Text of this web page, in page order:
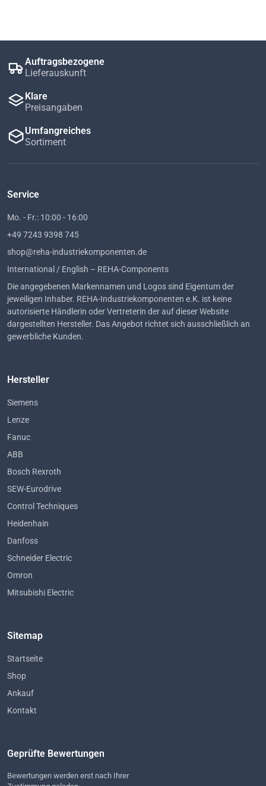
Auftragsbezogene
Lieferauskunft
Klare
Preisangaben
Umfangreiches
Sortiment
Service
Mo. - Fr.: 10:00 - 16:00
+49 7243 9398 745
shop@reha-industriekomponenten.de
International / English – REHA-Components
Die angegebenen Markennamen und Logos sind Eigentum der
jeweiligen Inhaber. REHA-Industriekomponenten e.K. ist keine
autorisierte Händlerin oder Vertreterin der auf dieser Website
dargestellten Hersteller. Das Angebot richtet sich ausschließlich an
gewerbliche Kunden.
Hersteller
Siemens
Lenze
Fanuc
ABB
Bosch Rexroth
SEW-Eurodrive
Control Techniques
Heidenhain
Danfoss
Schneider Electric
Omron
Mitsubishi Electric
Sitemap
Startseite
Shop
Ankauf
Kontakt
Geprüfte Bewertungen
Bewertungen werden erst nach Ihrer